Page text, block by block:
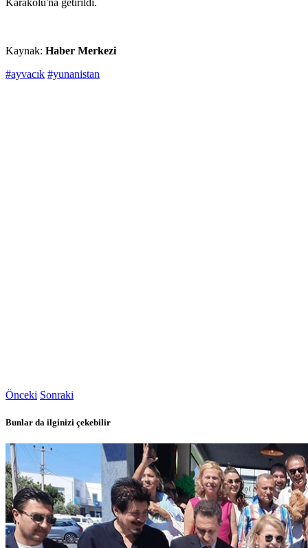
Karakolu'na getirildi.
Kaynak: Haber Merkezi
#ayvacık #yunanistan
Önceki Sonraki
Bunlar da ilginizi çekebilir